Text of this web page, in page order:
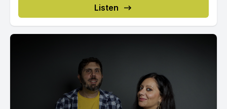
Listen